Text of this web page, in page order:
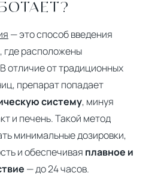
— это способ введения
где расположены
отличие от традиционных
препарат попадает
систему, минуя
и печень. Такой метод
минимальные дозировки,
и обеспечивая плавное и
— до 24 часов.